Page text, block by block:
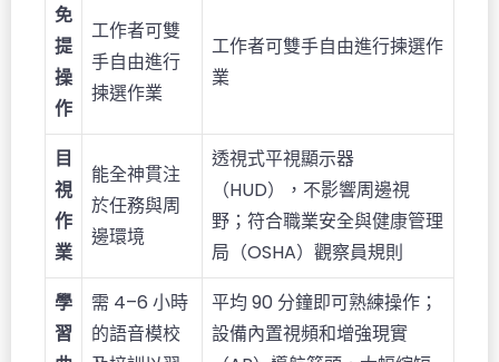
免
提
操
作
工作者可雙
手自由進行
揀選作業
工作者可雙手自由進行揀選作
業
目
視
作
業
能全神貫注
於任務與周
邊環境
透視式平視顯示器
（HUD），不影響周邊視
野；符合職業安全與健康管理
局（OSHA）觀察員規則
學
習
需 4–6 小時
的語音模校
平均 90 分鐘即可熟練操作；
設備內置視頻和增強現實